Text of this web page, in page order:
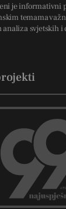
je informativni
temama
svjetskih